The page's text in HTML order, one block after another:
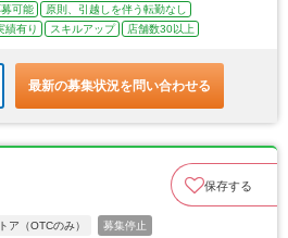
可能
原則、引越しを伴う転勤なし
績有り スキルアップ 店舗数30以上
最新の募集状況を問い合わせる
保存する
ア（OTCのみ） 募集停止